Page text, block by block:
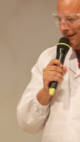
查詢
隊專線